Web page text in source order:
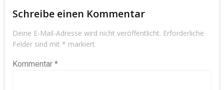
Schreibe einen Kommentar
Deine E-Mail-Adresse wird nicht veröffentlicht. Erforderliche
Felder sind mit * markiert
Kommentar *